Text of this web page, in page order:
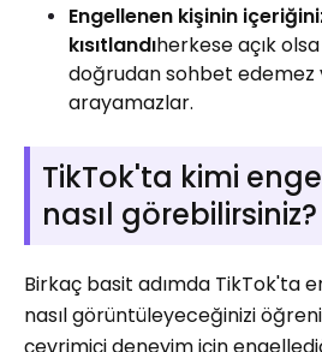
Engellenen kişinin
kısıtlandıherkese açık
doğrudan sohbet edemez
arayamazlar.
TikTok'ta kimi
nasıl görebilirsiniz?
Birkaç basit adımda TikTok'ta
nasıl görüntüleyeceğinizi
çevrimiçi deneyim için